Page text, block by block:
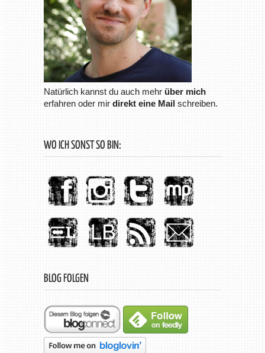
Natürlich kannst du auch mehr über mich
erfahren oder mir direkt eine Mailschreiben.
WO ICH SONST SO BIN:
BLOG FOLGEN